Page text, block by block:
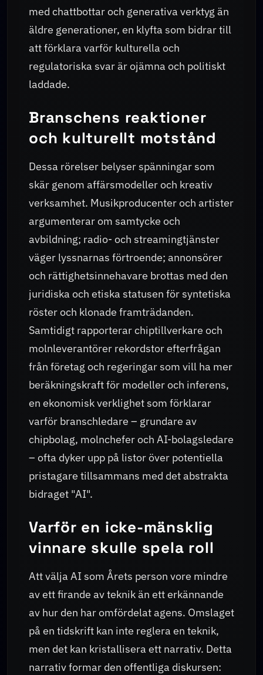
med chattbottar och generativa verktyg än
äldre generationer, en klyfta som bidrar till
att förklara varför kulturella och
regulatoriska svar är ojämna och politiskt
laddade.
Branschens reaktioner
och kulturellt motstånd
Dessa rörelser belyser spänningar som
skär genom affärsmodeller och kreativ
verksamhet. Musikproducenter och artister
argumenterar om samtycke och
avbildning; radio- och streamingtjänster
väger lyssnarnas förtroende; annonsörer
och rättighetsinnehavare brottas med den
juridiska och etiska statusen för syntetiska
röster och klonade framträdanden.
Samtidigt rapporterar chiptillverkare och
molnleverantörer rekordstor efterfrågan
från företag och regeringar som vill ha mer
beräkningskraft för modeller och inferens,
en ekonomisk verklighet som förklarar
varför branschledare – grundare av
chipbolag, molnchefer och AI-bolagsledare
– ofta dyker upp på listor över potentiella
pristagare tillsammans med det abstrakta
bidraget "AI".
Varför en icke-mänsklig
vinnare skulle spela roll
Att välja AI som Årets person vore mindre
av ett firande av teknik än ett erkännande
av hur den har omfördelat agens. Omslaget
på en tidskrift kan inte reglera en teknik,
men det kan kristallisera ett narrativ. Detta
narrativ formar den offentliga diskursen: